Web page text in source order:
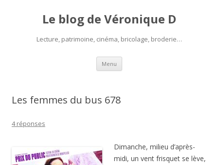
Le blog de Véronique D
Lecture, patrimoine, cinéma, bricolage, broderie…
Menu Aller
contenu
Les femmes du bus 678
4 réponses
Dimanche, milieu d’après-
midi, un vent frisquet se lève,